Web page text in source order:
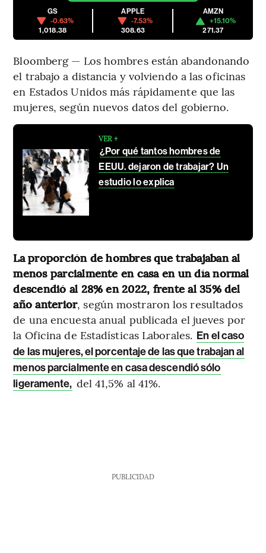
GS
-0.63%
1,018.38
APPLE
-7.53%
308.63
AMZN
+15.10%
271.37
Bloomberg — Los hombres están abandonando
el trabajo a distancia y volviendo a las oficinas
en Estados Unidos más rápidamente que las
mujeres, según nuevos datos del gobierno.
VER +
¿Por qué tantos hombres de
EEUU. dejaron de trabajar? Un
estudio lo explica
La proporción de hombres que trabajaban al
menos parcialmente en casa en un día normal
descendió al 28% en 2022, frente al 35% del
año anterior, según mostraron los resultados
de una encuesta anual publicada el jueves por
la Oficina de Estadísticas Laborales. En el caso
de las mujeres, el porcentaje de las que trabajan al
menos parcialmente en casa descendió sólo
ligeramente, del 41,5% al 41%.
PUBLICIDAD